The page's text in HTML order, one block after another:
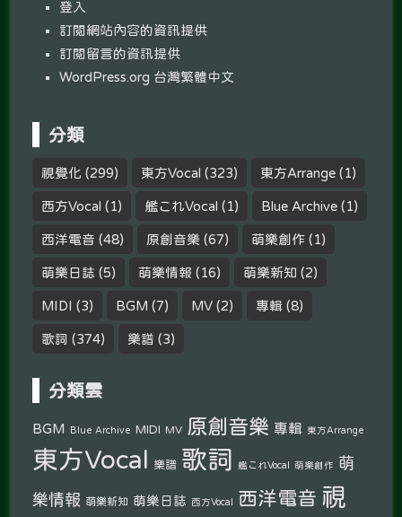
登入
訂閱網站內容的資訊提供
訂閱留言的資訊提供
WordPress.org 台灣繁體中文
分類
視覺化 (299) 東方Vocal (323) 東方Arrange (1)
西方Vocal (1) 艦これVocal (1) Blue Archive (1)
西洋電音 (48) 原創音樂 (67) 萌樂創作 (1)
萌樂日誌 (5) 萌樂情報 (16) 萌樂新知 (2)
MIDI (3) BGM (7) MV (2) 專輯 (8)
歌詞 (374) 樂譜 (3)
分類雲
BGM Blue Archive MIDI MV 原創音樂 專輯 東方Arrange
東方Vocal 樂譜 歌詞 艦これVocal 萌樂創作 萌
樂情報 萌樂新知 萌樂日誌 西方Vocal 西洋電音 視